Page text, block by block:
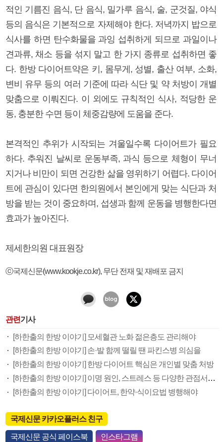
적인 기름진 음식, 단 음식, 밀가루 음식, 술, 군것질, 야식
등의 음식은 기본적으로 자제해야 한다. 저녁까지 밥으로
식사를 하면 탄수화물을 과잉 섭취하게 되므로 과일이나
견과류, 채소 등을 섞지 말고 한 가지 종류로 섭취하면 좋
다. 한방 다이어트약은 키, 몸무게, 성별, 출산 여부, 소화,
변비 유무 등의 여러 기준에 따라 식단 및 약 처방이 개별
맞춤으로 이뤄진다. 이 외에도 규칙적인 식사, 적당한 운
동, 충분한 수면 등이 체중감량에 도움을 준다.
본격적인 추위가 시작되는 겨울일수록 다이어트가 필요
하다. 추워진 날씨로 운동부족, 과식 등으로 체형이 무너
지거나 비만이 되면 건강한 삶을 영위하기 어렵다. 다이어
트에 관심이 있다면 한의원에서 본인에게 맞는 식단과 처
방을 받는 것이 중요하며, 섭생과 함께 운동을 병행한다면
효과가 높아진다.
제세한의원 대표원장
ⓒ국제신문(www.kookje.co.kr), 무단 전재 및 재배포 금지
관련기사
[하한출의 한방 이야기] 모세혈관 노화 젊은층도 관리해야
[하한출의 한방 이야기] 손·발 함께 떨릴 땐 파킨스병 의심을
[하한출의 한방 이야기] 한방 다이어트 핵심은 개인별 맞춤 처방
[하한출의 한방 이야기] 이명 원인, 스트레스 등 다양한 관점서 살펴야
[하한출의 한방 이야기] 다이어트, 한약·식이요법 병행해야
국제신문 카카오플러스 친구
국제신문 공식 페이스북 인스타그램